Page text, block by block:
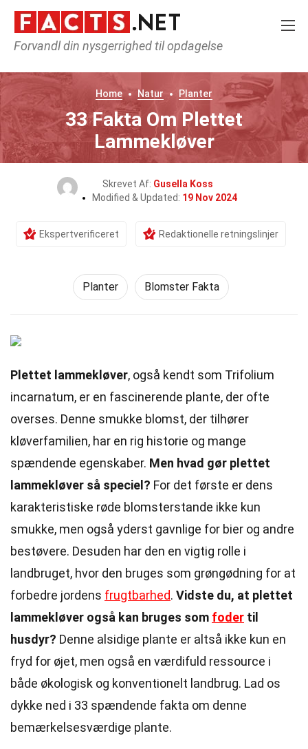
Forvandl din nysgerrighed til opdagelse
Home Natur Planter
33 Fakta Om Plettet
Lammekløver
Skrevet Af: Gusella Koss
Modified & Updated: 19 Nov 2024
Ekspertverificeret Redaktionelle retningslinjer
Planter Blomster Fakta
Plettet lammekløver, også kendt som Trifolium
incarnatum, er en fascinerende plante, der ofte
overses. Denne smukke blomst, der tilhører
kløverfamilien, har en rig historie og mange
spændende egenskaber. Men hvad gør plettet
lammekløver så speciel? For det første er dens
karakteristiske røde blomsterstande ikke kun
smukke, men også yderst gavnlige for bier og andre
bestøvere. Desuden har den en vigtig rolle i
landbruget, hvor den bruges som grøngødning for at
forbedre jordens frugtbarhed. Vidste du, at plettet
lammekløver også kan bruges som foder til
husdyr? Denne alsidige plante er altså ikke kun en
fryd for øjet, men også en værdifuld ressource i
både økologisk og konventionelt landbrug. Lad os
dykke ned i 33 spændende fakta om denne
bemærkelsesværdige plante.